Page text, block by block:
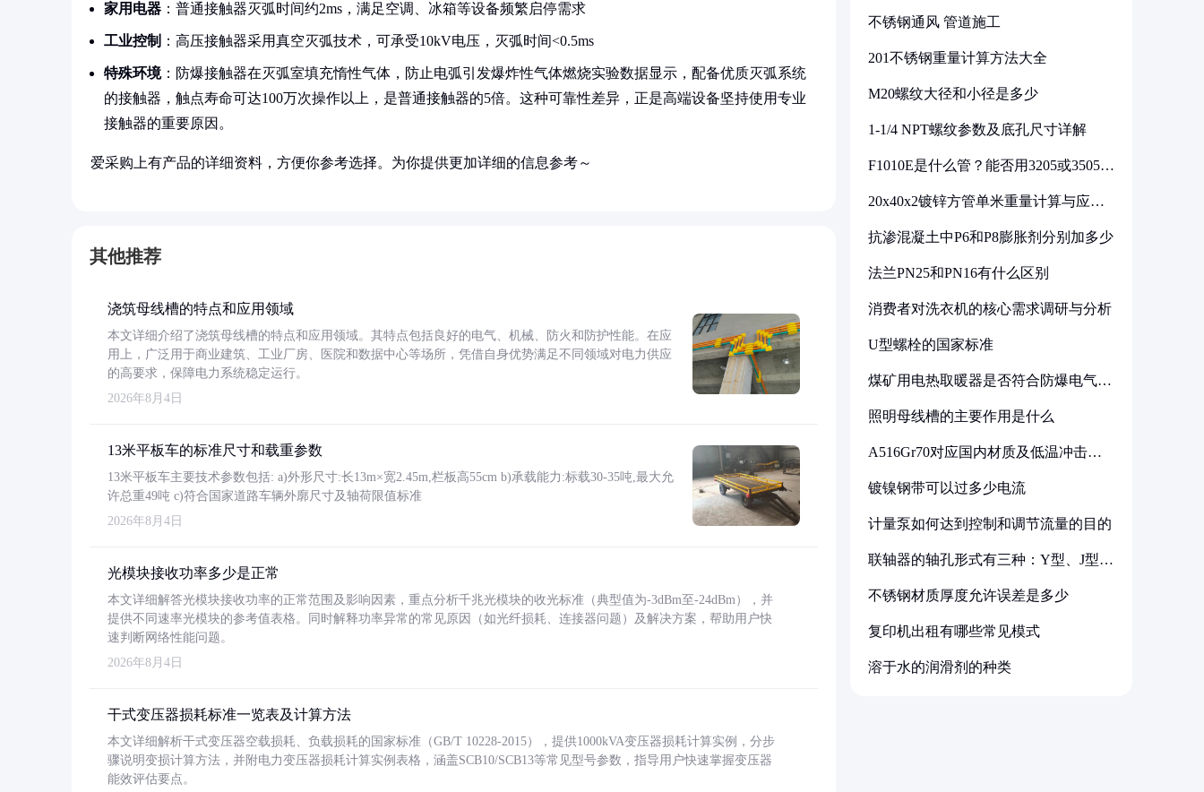
家用电器 ：普通接触器灭弧时间约2ms，满足空调、冰箱等设备频繁启停需求
工业控制 ：高压接触器采用真空灭弧技术，可承受10kV电压，灭弧时间<0.5ms
特殊环境：防爆接触器在灭弧室填充惰性气体，防止电弧引发爆炸性气体燃烧实验数据显示，配备优质灭弧系统
的接触器，触点寿命可达100万次操作以上，是普通接触器的5倍。这种可靠性差异，正是高端设备坚持使用专业
接触器的重要原因。
爱采购上有产品的详细资料，方便你参考选择。为你提供更加详细的信息参考～
其他推荐
浇筑母线槽的特点和应用领域
本文详细介绍了浇筑母线槽的特点和应用领域。其特点包括良好的电气、机械、防火和防护性能。在应
用上，广泛用于商业建筑、工业厂房、医院和数据中心等场所，凭借自身优势满足不同领域对电力供应
的高要求，保障电力系统稳定运行。
2026年8月4日
13米平板车的标准尺寸和载重参数
13米平板车主要技术参数包括: a)外形尺寸:长13m×宽2.45m,栏板高55cm b)承载能力:标载30-35吨,最大允
许总重49吨 c)符合国家道路车辆外廓尺寸及轴荷限值标准
2026年8月4日
光模块接收功率多少是正常
本文详细解答光模块接收功率的正常范围及影响因素，重点分析千兆光模块的收光标准（典型值为-3dBm至-24dBm），并
提供不同速率光模块的参考值表格。同时解释功率异常的常见原因（如光纤损耗、连接器问题）及解决方案，帮助用户快
速判断网络性能问题。
2026年8月4日
干式变压器损耗标准一览表及计算方法
本文详细解析干式变压器空载损耗、负载损耗的国家标准（GB/T 10228-2015），提供1000kVA变压器损耗计算实例，分步
骤说明变损计算方法，并附电力变压器损耗计算实例表格，涵盖SCB10/SCB13等常见型号参数，指导用户快速掌握变压器
能效评估要点。
不锈钢通风 管道施工
201不锈钢重量计算方法大全
M20螺纹大径和小径是多少
1-1/4 NPT螺纹参数及底孔尺寸详解
F1010E是什么管？能否用3205或3505代
20x40x2镀锌方管单米重量计算与应用
抗渗混凝土中P6和P8膨胀剂分别加多少
法兰PN25和PN16有什么区别
消费者对洗衣机的核心需求调研与分析
U型螺栓的国家标准
煤矿用电热取暖器是否符合防爆电气设
照明母线槽的主要作用是什么
A516Gr70对应国内材质及低温冲击要
镀镍钢带可以过多少电流
计量泵如何达到控制和调节流量的目的
联轴器的轴孔形式有三种：Y型、J型、
不锈钢材质厚度允许误差是多少
复印机出租有哪些常见模式
溶于水的润滑剂的种类